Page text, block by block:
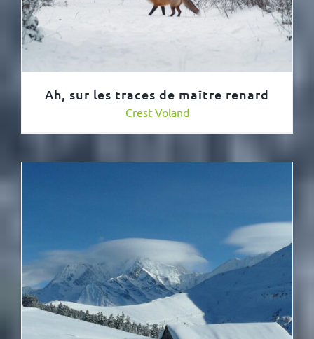
Ah, sur les traces de maître renard
Crest Voland